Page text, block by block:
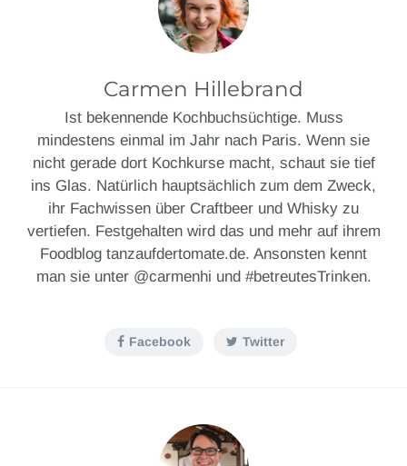
Carmen Hillebrand
Ist bekennende Kochbuchsüchtige. Muss
mindestens einmal im Jahr nach Paris. Wenn sie
nicht gerade dort Kochkurse macht, schaut sie tief
ins Glas. Natürlich hauptsächlich zum dem Zweck,
ihr Fachwissen über Craftbeer und Whisky zu
vertiefen. Festgehalten wird das und mehr auf ihrem
Foodblog tanzaufdertomate.de. Ansonsten kennt
man sie unter @carmenhi und #betreutesTrinken.
Facebook Twitter